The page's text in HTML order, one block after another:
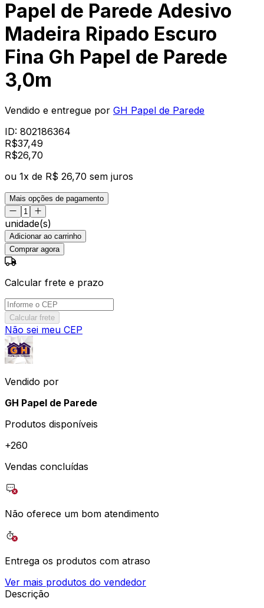
Papel de Parede Adesivo
Madeira Ripado Escuro
Fina Gh Papel de Parede
3,0m
Vendido e entregue por GH Papel de Parede
ID: 802186364
R$37,49
R$26,70
ou 1x de R$ 26,70 sem juros
Mais opções de pagamento
unidade(s)
Adicionar ao carrinho
Comprar agora
Calcular frete e prazo
Calcular frete
Não sei meu CEP
Vendido por
GH Papel de Parede
Produtos disponíveis
+260
Vendas concluídas
Não oferece um bom atendimento
Entrega os produtos com atraso
Ver mais produtos do vendedor
Descrição